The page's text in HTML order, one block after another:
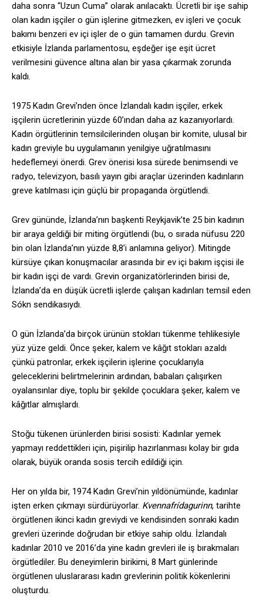
daha sonra “Uzun Cuma” olarak anılacaktı. Ücretli bir işe sahip
olan kadın işçiler o gün işlerine gitmezken, ev işleri ve çocuk
bakımı benzeri ev içi işler de o gün tamamen durdu. Grevin
etkisiyle İzlanda parlamentosu, eşdeğer işe eşit ücret
verilmesini güvence altına alan bir yasa çıkarmak zorunda
kaldı.
1975 Kadın Grevi’nden önce İzlandalı kadın işçiler, erkek
işçilerin ücretlerinin yüzde 60’ından daha az kazanıyorlardı.
Kadın örgütlerinin temsilcilerinden oluşan bir komite, ulusal bir
kadın greviyle bu uygulamanın yenilgiye uğratılmasını
hedeflemeyi önerdi. Grev önerisi kısa sürede benimsendi ve
radyo, televizyon, basılı yayın gibi araçlar üzerinden kadınların
greve katılması için güçlü bir propaganda örgütlendi.
Grev gününde, İzlanda’nın başkenti Reykjavik’te 25 bin kadının
bir araya geldiği bir miting örgütlendi (bu, o sırada nüfusu 220
bin olan İzlanda’nın yüzde 8,8’i anlamına geliyor). Mitingde
kürsüye çıkan konuşmacılar arasında bir ev içi bakım işçisi ile
bir kadın işçi de vardı. Grevin organizatörlerinden birisi de,
İzlanda’da en düşük ücretli işlerde çalışan kadınları temsil eden
Sókn sendikasıydı.
O gün İzlanda’da birçok ürünün stokları tükenme tehlikesiyle
yüz yüze geldi. Önce şeker, kalem ve kâğıt stokları azaldı
çünkü patronlar, erkek işçilerin işlerine çocuklarıyla
geleceklerini belirtmelerinin ardından, babaları çalışırken
oyalansınlar diye, toplu bir şekilde çocuklara şeker, kalem ve
kâğıtlar almışlardı.
Stoğu tükenen ürünlerden birisi sosisti: Kadınlar yemek
yapmayı reddettikleri için, pişirilip hazırlanması kolay bir gıda
olarak, büyük oranda sosis tercih edildiği için.
Her on yılda bir, 1974 Kadın Grevi’nin yıldönümünde, kadınlar
işten erken çıkmayı sürdürüyorlar. Kvennafrídagurinn, tarihte
örgütlenen ikinci kadın greviydi ve kendisinden sonraki kadın
grevleri üzerinde doğrudan bir etkiye sahip oldu. İzlandalı
kadınlar 2010 ve 2016’da yine kadın grevleri ile iş bırakmaları
örgütlediler. Bu deneyimlerin birikimi, 8 Mart günlerinde
örgütlenen uluslararası kadın grevlerinin politik kökenlerini
oluşturdu.